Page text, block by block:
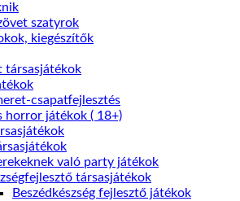
szatyrok
kiegészítők
társasjátékok
csapatfejlesztés
horror játékok ( 18+)
való party játékok
társasjátékok
Beszédkészség fejlesztő játékok